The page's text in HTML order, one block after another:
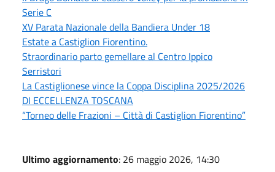
Serie C
XV Parata Nazionale della Bandiera Under 18
Estate a Castiglion Fiorentino.
Straordinario parto gemellare al Centro Ippico
Serristori
La Castiglionese vince la Coppa Disciplina 2025/2026
DI ECCELLENZA TOSCANA
“Torneo delle Frazioni – Città di Castiglion Fiorentino”
Ultimo aggiornamento: 26 maggio 2026, 14:30